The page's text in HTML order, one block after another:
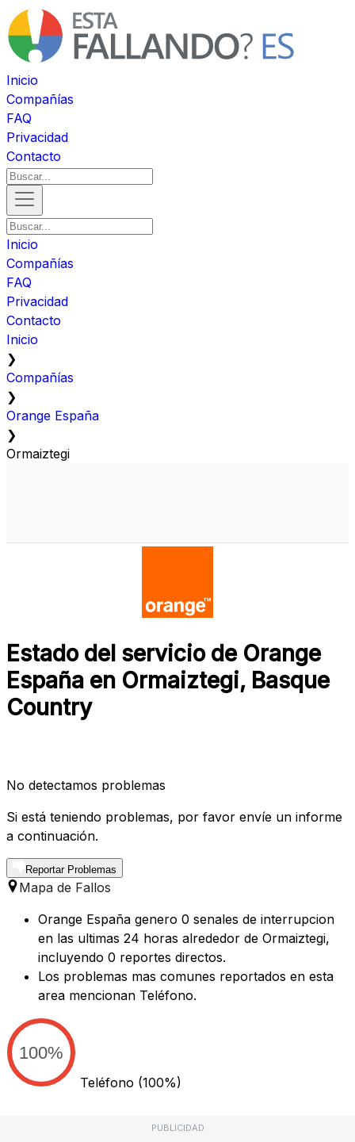
Inicio
Compañías
FAQ
Privacidad
Contacto
Inicio
Compañías
FAQ
Privacidad
Contacto
Inicio
❯
Compañías
❯
Orange España
❯
Ormaiztegi
Estado del servicio de Orange
España en Ormaiztegi, Basque
Country
No detectamos problemas
Si está teniendo problemas, por favor envíe un informe
a continuación.
Reportar Problemas
Mapa de Fallos
Orange España genero 0 senales de interrupcion
en las ultimas 24 horas alrededor de Ormaiztegi,
incluyendo 0 reportes directos.
Los problemas mas comunes reportados en esta
area mencionan Teléfono.
100%
Teléfono (100%)
PUBLICIDAD